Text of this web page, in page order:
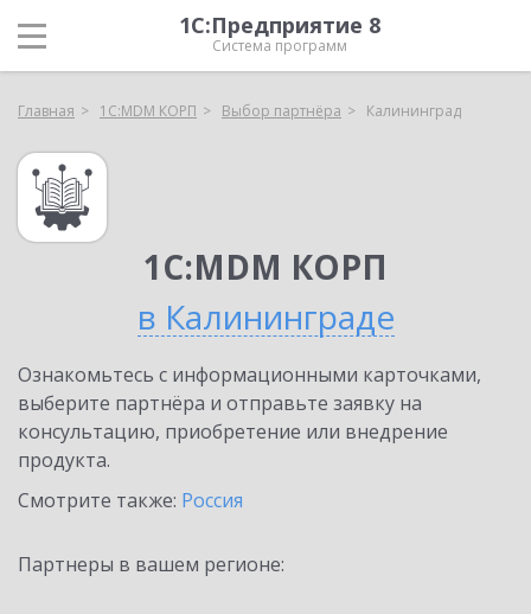
1С:Предприятие 8
Система программ
Главная 1С:MDM КОРП Выбор партнёра Калининград
1С:MDM КОРП
в Калининграде
Ознакомьтесь с информационными карточками,
выберите партнёра и отправьте заявку на
консультацию, приобретение или внедрение
продукта.
Смотрите также: Россия
Партнеры в вашем регионе: